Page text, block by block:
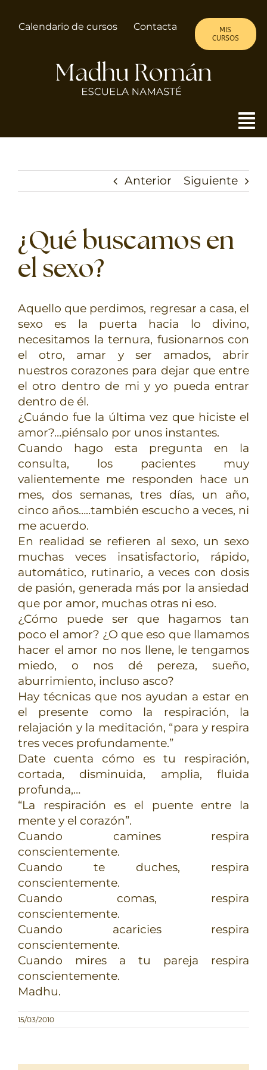
Calendario de cursos Contacta
MIS
CURSOS
ALMA DE MUJER
CURSOS
TERAPIAS
RETIROS
GRATIS
Anterior Siguiente
¿Qué buscamos en
el sexo?
Aquello que perdimos, regresar a casa, el
sexo es la puerta hacia lo divino,
necesitamos la ternura, fusionarnos con
el otro, amar y ser amados, abrir
nuestros corazones para dejar que entre
el otro dentro de mi y yo pueda entrar
dentro de él.
¿Cuándo fue la última vez que hiciste el
amor?…piénsalo por unos instantes.
Cuando hago esta pregunta en la
consulta, los pacientes muy
valientemente me responden hace un
mes, dos semanas, tres días, un año,
cinco años…..también escucho a veces, ni
me acuerdo.
En realidad se refieren al sexo, un sexo
muchas veces insatisfactorio, rápido,
automático, rutinario, a veces con dosis
de pasión, generada más por la ansiedad
que por amor, muchas otras ni eso.
¿Cómo puede ser que hagamos tan
poco el amor? ¿O que eso que llamamos
hacer el amor no nos llene, le tengamos
miedo, o nos dé pereza, sueño,
aburrimiento, incluso asco?
Hay técnicas que nos ayudan a estar en
el presente como la respiración, la
relajación y la meditación, “para y respira
tres veces profundamente.”
Date cuenta cómo es tu respiración,
cortada, disminuida, amplia, fluida
profunda,…
“La respiración es el puente entre la
mente y el corazón”.
Cuando camines respira
conscientemente.
Cuando te duches, respira
conscientemente.
Cuando comas, respira
conscientemente.
Cuando acaricies respira
conscientemente.
Cuando mires a tu pareja respira
conscientemente.
Madhu.
15/03/2010